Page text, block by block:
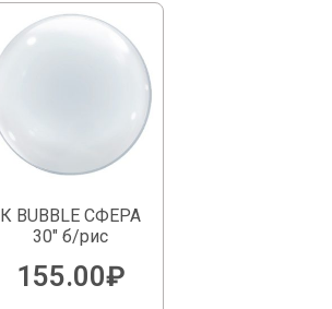
К BUBBLE СФЕРА
30″ б/рис
155.00₽